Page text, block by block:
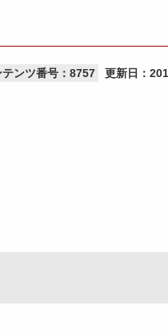
テンツ番号：8757 更新日：